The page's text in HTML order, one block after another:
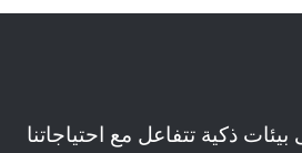
ذكية تتفاعل مع احتياجاتنا